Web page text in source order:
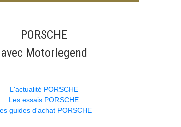
PORSCHE
avec Motorlegend
L'actualité PORSCHE
Les essais PORSCHE
guides d'achat PORSCHE